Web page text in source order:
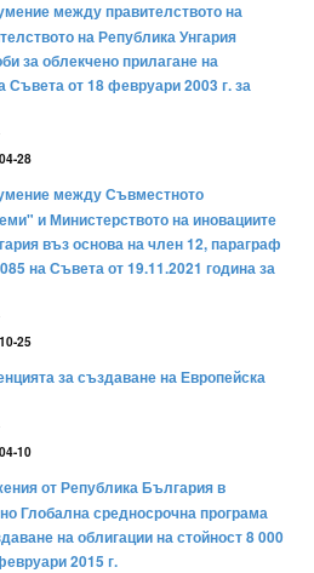
между правителството на
на Република Унгария
за облекчено прилагане на
от 18 февруари 2003 г. за
28
между Съвместното
и Министерството на иновациите
въз основа на член 12, параграф
на Съвета от 19.11.2021 година за
25
за създаване на Европейска
10
от Република България в
Глобална средносрочна програма
на облигации на стойност 8 000
2015 г.